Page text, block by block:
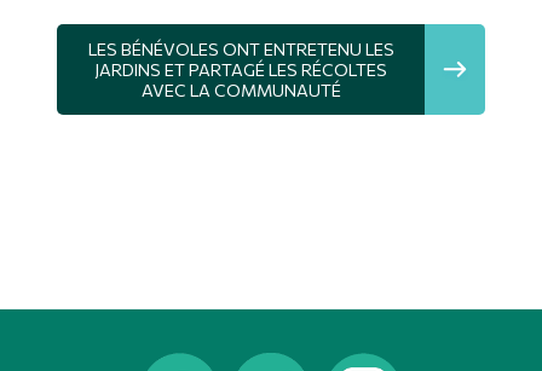
LES BÉNÉVOLES ONT ENTRETENU LES
JARDINS ET PARTAGÉ LES RÉCOLTES
AVEC LA COMMUNAUTÉ
Qui vous êtes
Futurs étudiants